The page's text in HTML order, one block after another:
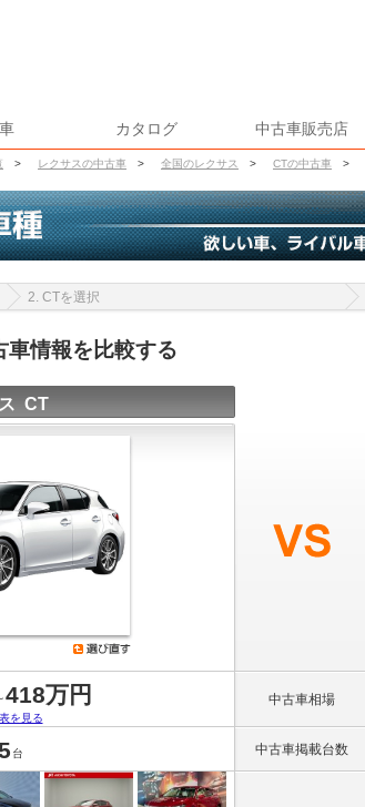
カタログ 中古車販売店
> レクサスの中古車 > 全国のレクサス > CTの中古車 >
2. CTを選択
情報を比較する
CT
418万円
を見る
中古車相場
台 中古車掲載台数